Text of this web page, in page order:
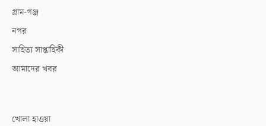
গ্রাম-গঞ্জ
নগর
সাহিত্য সাপ্তাহিকী
আমাদের খবর
খোলা হাওয়া